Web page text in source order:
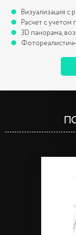
Визуализация с
Расчет с учетом
3D панорама,